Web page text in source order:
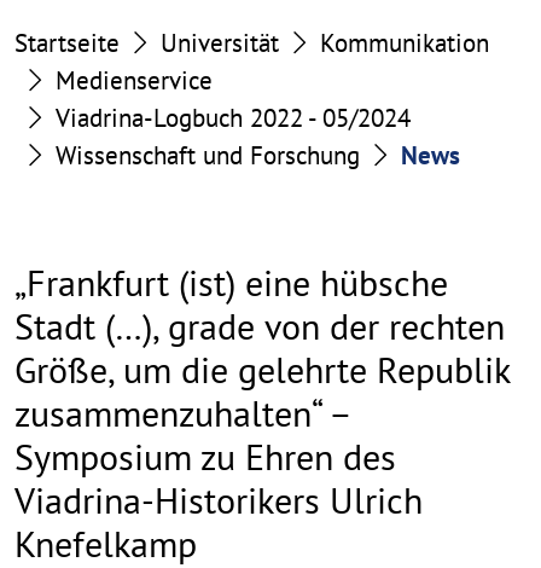
Startseite Universität
Kommunikation
Medienservice
Viadrina-Logbuch 2022 - 05/2024
Wissenschaft und Forschung
News
„Frankfurt (ist) eine hübsche
Stadt (…), grade von der rechten
Größe, um die gelehrte Republik
zusammenzuhalten“ –
Symposium zu Ehren des
Viadrina-Historikers Ulrich
Knefelkamp